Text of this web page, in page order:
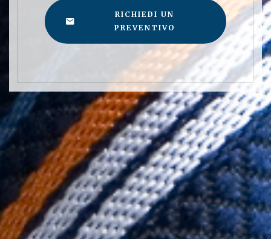
RICHIEDI UN
PREVENTIVO